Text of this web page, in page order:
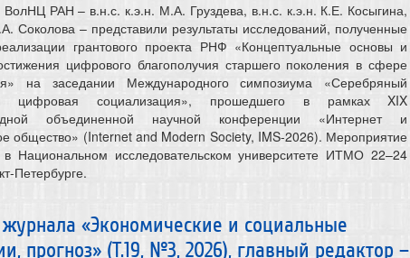
ВолНЦ РАН – в.н.с. к.э.н. М.А. Груздева, в.н.с. к.э.н. К.Е. Косыгина,
Соколова – представили результаты исследований, полученные
грантового проекта РНФ «Концептуальные основы и
цифрового благополучия старшего поколения в сфере
на заседании Международного симпозиума «Серебряный
цифровая социализация», прошедшего в рамках XIX
объединенной научной конференции «Интернет и
общество» (Internet and Modern Society, IMS-2026). Мероприятие
в Национальном исследовательском университете ИТМО 22–24
Петербурге.
«Экономические и социальные
прогноз» (Т.19, №3, 2026), главный редактор –